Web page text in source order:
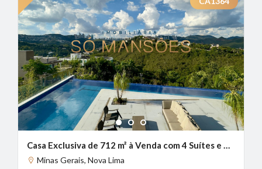
1 2 3
Casa Exclusiva de 712 m² à Venda com 4 Suítes e Vista Deslumbrante no Vale dos Cristais, Nova Lima - MG
Minas Gerais, Nova Lima